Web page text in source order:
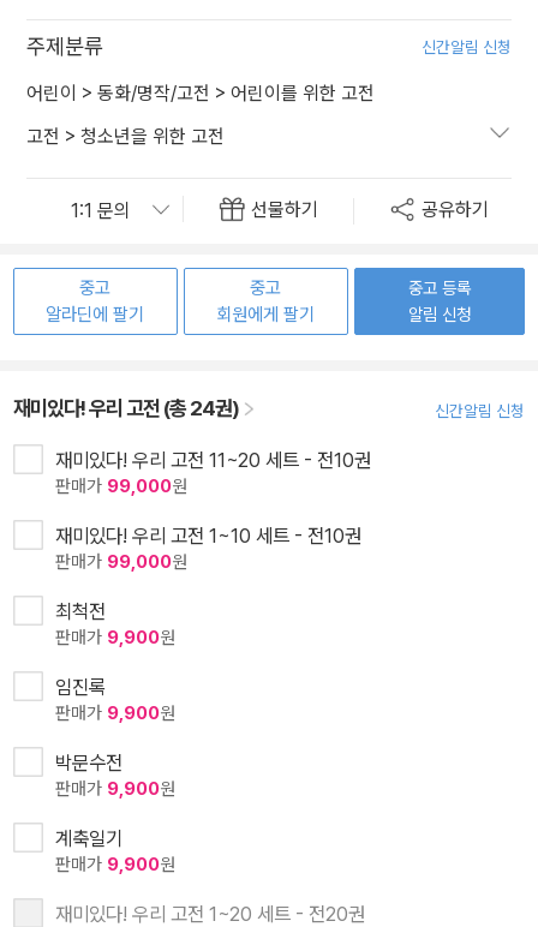
주제분류 신간알림 신청
어린이 > 동화/명작/고전 > 어린이를 위한 고전
고전 > 청소년을 위한 고전
선물하기 공유하기
중고
알라딘에 팔기
중고
회원에게 팔기
중고 등록
알림 신청
재미있다! 우리 고전 (총 24권) 신간알림 신청
재미있다! 우리 고전 11~20 세트 - 전10권
판매가 99,000원
재미있다! 우리 고전 1~10 세트 - 전10권
판매가 99,000원
최척전
판매가 9,900원
임진록
판매가 9,900원
박문수전
판매가 9,900원
계축일기
판매가 9,900원
재미있다! 우리 고전 1~20 세트 - 전20권